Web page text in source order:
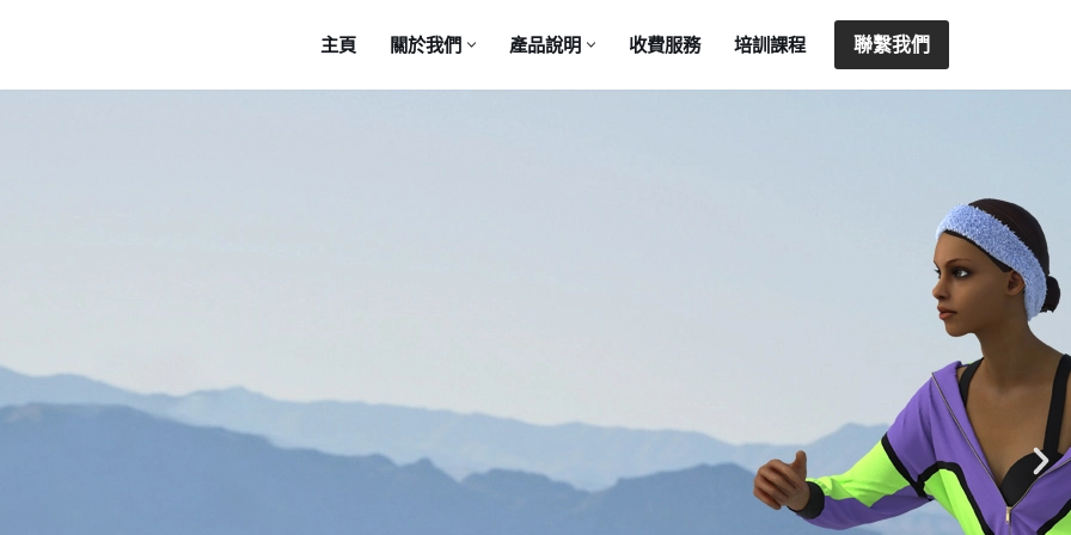
主頁 關於我們 產品說明 收費服務 培訓課程 聯繫我們